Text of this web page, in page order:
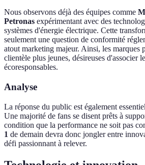
Nous observons déjà des équipes comme
Petronas expérimentant avec des
systèmes d'énergie électrique. Cette
seulement une question de conformité
atout marketing majeur. Ainsi, les marques
clientèle plus jeunes, désireuses d'associer
écoresponsables.
Analyse
La réponse du public est également
Une majorité de fans se disent prêts à
condition que la performance ne soit pas
1 de demain devra donc jongler entre
défi passionnant à relever.